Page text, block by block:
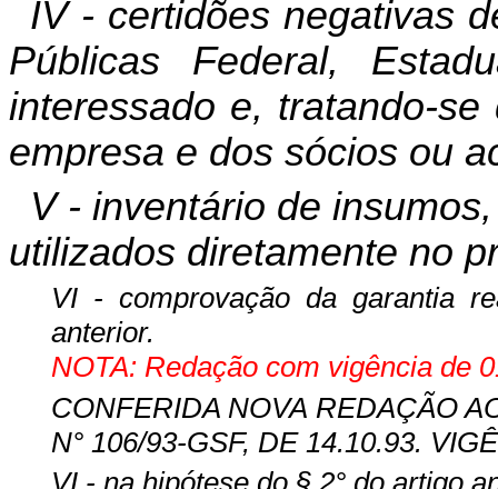
IV - certidões negativas
Públicas Federal,
interessado e, tratando-
empresa e dos sócios ou
V - inventário de
utilizados diretamente no
VI - comprovação da garantia
anterior.
NOTA: Redação com vigência de
CONFERIDA NOVA REDAÇÃO
N° 106/93-GSF, DE 14.10.93.
VI - na hipótese do § 2° do artigo